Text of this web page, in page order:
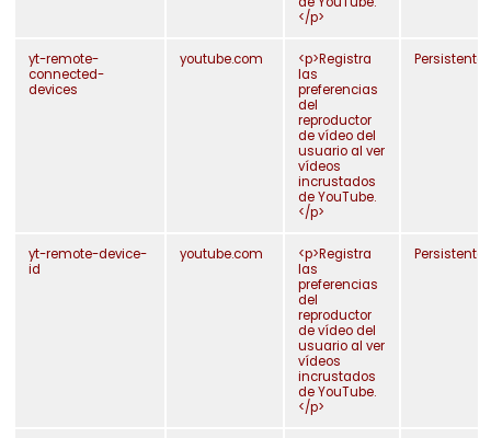
</p>
yt-remote-
connected-
devices
youtube.com
<p>Registra
las
preferencias
del
reproductor
de vídeo del
usuario al ver
vídeos
incrustados
de YouTube.
</p>
Persistente
yt-remote-device-
id
youtube.com
<p>Registra
las
preferencias
del
reproductor
de vídeo del
usuario al ver
vídeos
incrustados
de YouTube.
</p>
Persistente